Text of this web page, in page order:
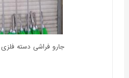
جارو فراشی دسته